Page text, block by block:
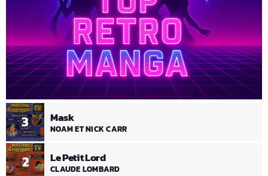
2 Le Petit Lord
CLAUDE LOMBARD
3 Mask
NOAM ET NICK CARR